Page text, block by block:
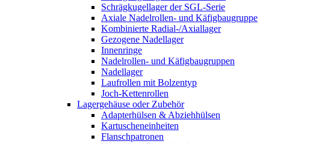
Schrägkugellager der SGL-Serie
Axiale Nadelrollen- und Käfigbaugruppe
Kombinierte Radial-/Axiallager
Gezogene Nadellager
Innenringe
Nadelrollen- und Käfigbaugruppen
Nadellager
Laufrollen mit Bolzentyp
Joch-Kettenrollen
Lagergehäuse oder Zubehör
Adapterhülsen & Abziehhülsen
Kartuscheneinheiten
Flanschpatronen